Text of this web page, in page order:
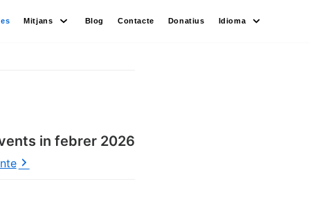
Mitjans Blog Contacte Donatius Idioma
in febrer 2026